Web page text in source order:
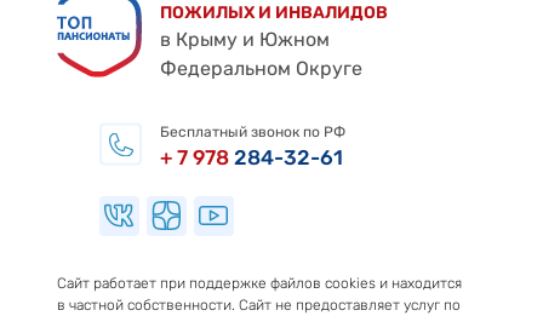
ПОЖИЛЫХ И ИНВАЛИДОВ
в Крыму и Южном
Федеральном Округе
Бесплатный звонок по РФ
+ 7 978284-32-61
Сайт работает при поддержке файлов cookies и находится
в частной собственности. Сайт не предоставляет услуг по